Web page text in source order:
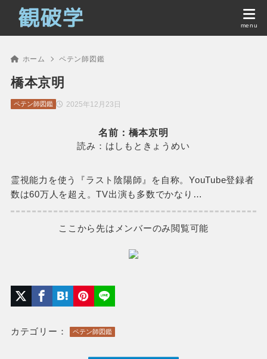
ホーム ペテン師図鑑
橋本京明
2025年12月23日
ペテン師図鑑
名前：橋本京明
読み：はしもときょうめい
霊視能力を使う『ラスト陰陽師』を自称。YouTube登録者
数は60万人を超え。TV出演も多数でかなり…
ここから先はメンバーのみ閲覧可能
カテゴリー： ペテン師図鑑